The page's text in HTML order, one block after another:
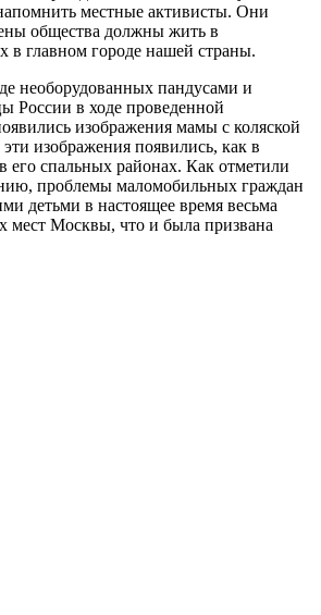
местные активисты. Они
общества должны жить в
в главном городе нашей страны.
необорудованных пандусами и
России в ходе проведенной
изображения мамы с коляской
изображения появились, как в
его спальных районах. Как отметили
проблемы маломобильных граждан
детьми в настоящее время весьма
мест Москвы, что и была призвана